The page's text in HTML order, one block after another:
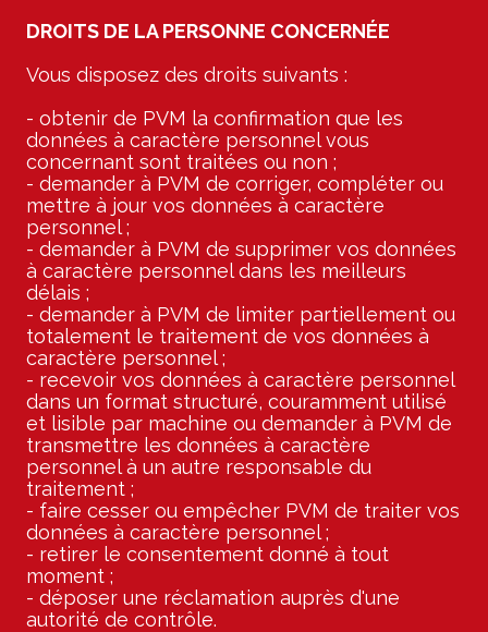
DROITS DE LA PERSONNE CONCERNÉE
Vous disposez des droits suivants :
- obtenir de PVM la confirmation que les
données à caractère personnel vous
concernant sont traitées ou non ;
- demander à PVM de corriger, compléter ou
mettre à jour vos données à caractère
personnel ;
- demander à PVM de supprimer vos données
à caractère personnel dans les meilleurs
délais ;
- demander à PVM de limiter partiellement ou
totalement le traitement de vos données à
caractère personnel ;
- recevoir vos données à caractère personnel
dans un format structuré, couramment utilisé
et lisible par machine ou demander à PVM de
transmettre les données à caractère
personnel à un autre responsable du
traitement ;
- faire cesser ou empêcher PVM de traiter vos
données à caractère personnel ;
- retirer le consentement donné à tout
moment ;
- déposer une réclamation auprès d'une
autorité de contrôle.